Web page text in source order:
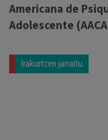
Americana de
Adolescente
Irakurtzen jarraitu